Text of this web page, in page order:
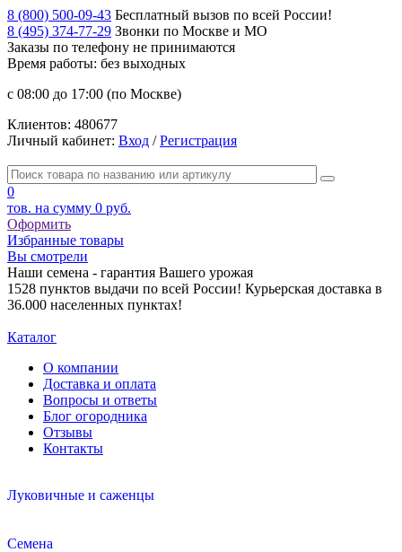
8 (800) 500-09-43 Бесплатный вызов по всей России!
8 (495) 374-77-29 Звонки по Москве и МО
Заказы по телефону не принимаются
Время работы: без выходных
с 08:00 до 17:00 (по Москве)
Клиентов: 480677
Личный кабинет: Вход /Регистрация
0
тов. на сумму 0 руб.
Оформить
Избранные товары
Вы смотрели
Наши семена - гарантия Вашего урожая
1528 пунктов выдачи по всей России! Курьерская доставка в
36.000 населенных пунктах!
Каталог
О компании
Доставка и оплата
Вопросы и ответы
Блог огородника
Отзывы
Контакты
Луковичные и саженцы
Семена